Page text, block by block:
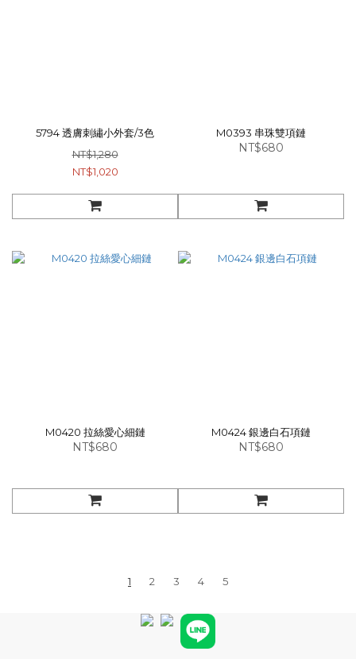
5794 透膚刺繡小外套/3色
NT$1,280
NT$1,020
M0393 串珠雙項鏈
NT$680
M0420 拉絲愛心細鏈
NT$680
M0424 銀邊白石項鏈
NT$680
1 2 3 4 5